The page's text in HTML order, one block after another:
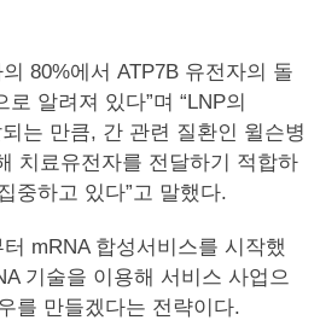
80%에서 ATP7B 유전자의 돌
알려져 있다”며 “LNP의
는 만큼, 간 관련 질환인 윌슨병
치료유전자를 전달하기 적합하
중하고 있다”고 말했다.
mRNA 합성서비스를 시작했
기술을 이용해 서비스 사업으
를 만들겠다는 전략이다.